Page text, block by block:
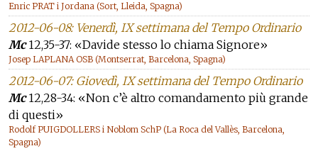
Enric PRAT i Jordana (Sort, Lleida, Spagna)
2012-06-08: Venerdì, IX settimana del Tempo Ordinario
Mc12,35-37: «Davide stesso lo chiama Signore»
Josep LAPLANA OSB (Montserrat, Barcelona, Spagna)
2012-06-07: Giovedì, IX settimana del Tempo Ordinario
Mc12,28-34: «Non c’è altro comandamento più grande
di questi»
Rodolf PUIGDOLLERS i Noblom SchP (La Roca del Vallès, Barcelona,
Spagna)